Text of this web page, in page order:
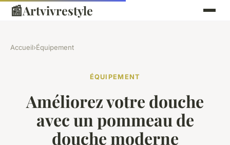
📰Artvivrestyle
Accueil›Équipement
ÉQUIPEMENT
Améliorez votre douche
avec un pommeau de
douche moderne